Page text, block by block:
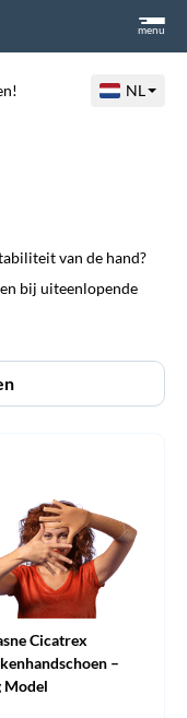
menu
NL
van de hand?
bij uiteenlopende
Cicatrex
–
Model